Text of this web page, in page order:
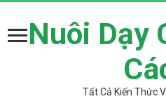
Nuôi Dạy
Tất Cả Kiến Thức